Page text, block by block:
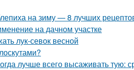
на зиму — 8 лучших
на дачном участке
лук-севок весной
лучше всего высаживать тую: